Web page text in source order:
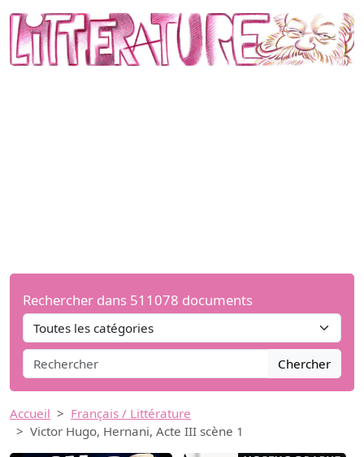
Rechercher dans 511078 documents
Chercher
Accueil
Français / Littérature
Victor Hugo, Hernani, Acte III scène 1